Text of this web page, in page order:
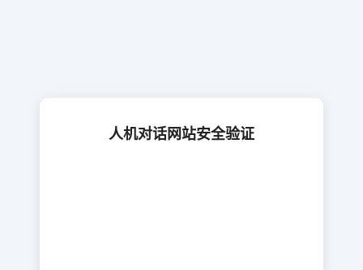
人机对话网站安全验证